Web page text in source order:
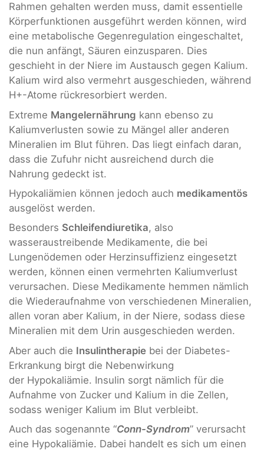
Rahmen gehalten werden muss, damit essentielle
Körperfunktionen ausgeführt werden können, wird
eine metabolische Gegenregulation eingeschaltet,
die nun anfängt, Säuren einzusparen. Dies
geschieht in der Niere im Austausch gegen Kalium.
Kalium wird also vermehrt ausgeschieden, während
H+-Atome rückresorbiert werden.
Extreme Mangelernährung kann ebenso zu
Kaliumverlusten sowie zu Mängel aller anderen
Mineralien im Blut führen. Das liegt einfach daran,
dass die Zufuhr nicht ausreichend durch die
Nahrung gedeckt ist.
Hypokaliämien können jedoch auch medikamentös
ausgelöst werden.
Besonders Schleifendiuretika, also
wasseraustreibende Medikamente, die bei
Lungenödemen oder Herzinsuffizienz eingesetzt
werden, können einen vermehrten Kaliumverlust
verursachen. Diese Medikamente hemmen nämlich
die Wiederaufnahme von verschiedenen Mineralien,
allen voran aber Kalium, in der Niere, sodass diese
Mineralien mit dem Urin ausgeschieden werden.
Aber auch die Insulintherapie bei der Diabetes-
Erkrankung birgt die Nebenwirkung
der Hypokaliämie. Insulin sorgt nämlich für die
Aufnahme von Zucker und Kalium in die Zellen,
sodass weniger Kalium im Blut verbleibt.
Auch das sogenannte “Conn-Syndrom” verursacht
eine Hypokaliämie. Dabei handelt es sich um einen